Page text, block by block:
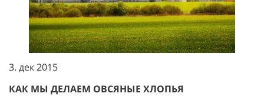
3. дек 2015
КАК МЫ ДЕЛАЕМ ОВСЯНЫЕ ХЛОПЬЯ